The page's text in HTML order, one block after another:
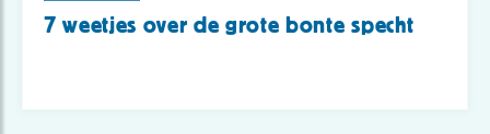
7 weetjes over de grote bonte specht